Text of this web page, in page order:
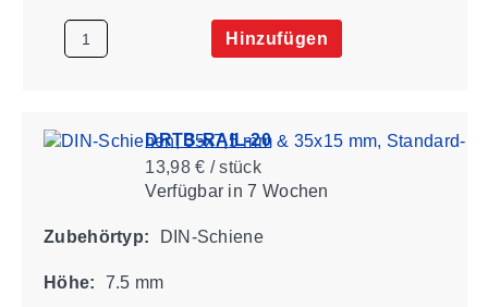
Hinzufügen
DRTB-RAIL-20
13,98 € / stück
Verfügbarin 7 Wochen
Zubehörtyp: DIN-Schiene
Höhe: 7.5 mm